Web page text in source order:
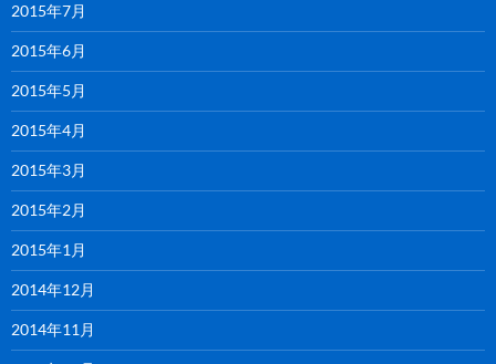
2015年7月
2015年6月
2015年5月
2015年4月
2015年3月
2015年2月
2015年1月
2014年12月
2014年11月